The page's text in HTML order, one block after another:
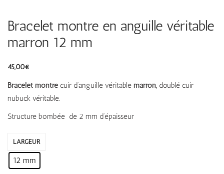
Bracelet montre en anguille véritable
marron 12 mm
45,00€
Bracelet montre cuir d’anguille véritable marron, doublé cuir
nubuck véritable.
Structure bombée de 2 mm d’épaisseur
LARGEUR
12 mm